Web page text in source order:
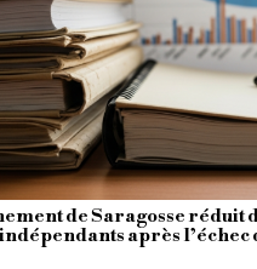
de Saragosse réduit
après